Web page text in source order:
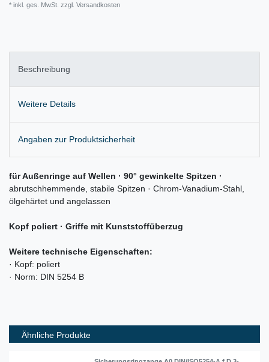
* inkl. ges. MwSt. zzgl. Versandkosten
Beschreibung
Weitere Details
Angaben zur Produktsicherheit
für Außenringe auf Wellen · 90° gewinkelte Spitzen ·
abrutschhemmende, stabile Spitzen · Chrom-Vanadium-Stahl,
ölgehärtet und angelassen
Kopf poliert · Griffe mit Kunststoffüberzug
Weitere technische Eigenschaften:
· Kopf: poliert
· Norm: DIN 5254 B
Ähnliche Produkte